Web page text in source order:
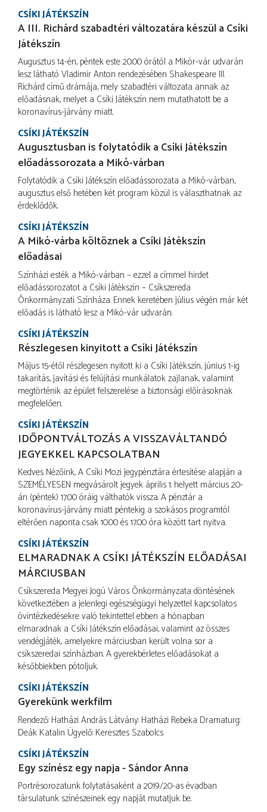
CSÍKI JÁTÉKSZÍN
A III. Richárd szabadtéri változatára készül a Csíki
Játékszín
Augusztus 14-én, péntek este 20.00 órától a Mikór-vár udvarán
lesz látható Vladimir Anton rendezésében Shakespeare III.
Richárd című drámája, mely szabadtéri változata annak az
előadásnak, melyet a Csíki Játékszín nem mutathatott be a
koronavírus-járvány miatt.
CSÍKI JÁTÉKSZÍN
Augusztusban is folytatódik a Csíki Játékszín
előadássorozata a Mikó-várban
Folytatódik a Csíki Játékszín előadássorozata a Mikó-várban,
augusztus első hetében két program közül is választhatnak az
érdeklődők.
CSÍKI JÁTÉKSZÍN
A Mikó-várba költöznek a Csíki Játékszín
előadásai
Színházi esték a Mikó-várban – ezzel a címmel hirdet
előadássorozatot a Csíki Játékszín – Csíkszereda
Önkormányzati Színháza. Ennek keretében július végén már két
előadás is látható lesz a Mikó-vár udvarán.
CSÍKI JÁTÉKSZÍN
Részlegesen kinyitott a Csíki Játékszín
Május 15-étől részlegesen nyitott ki a Csíki Játékszín, június 1-ig
takarítás, javítási és felújítási munkálatok zajlanak, valamint
megtörténik az épület felszerelése a biztonsági előírásoknak
megfelelően.
CSÍKI JÁTÉKSZÍN
IDŐPONTVÁLTOZÁS A VISSZAVÁLTANDÓ
JEGYEKKEL KAPCSOLATBAN
Kedves Nézőink, A Csíki Mozi jegypénztára értesítése alapján a
SZEMÉLYESEN megvásárolt jegyek április 1. helyett március 20-
án (péntek) 17.00 óráig válthatók vissza. A pénztár a
koronavírus-járvány miatt péntekig a szokásos programtól
eltérően naponta csak 10.00 és 17.00 óra között tart nyitva.
CSÍKI JÁTÉKSZÍN
ELMARADNAK A CSÍKI JÁTÉKSZÍN ELŐADÁSAI
MÁRCIUSBAN
Csíkszereda Megyei Jogú Város Önkormányzata döntésének
következtében a jelenlegi egészségügyi helyzettel kapcsolatos
óvintézkedésekre való tekintettel ebben a hónapban
elmaradnak a Csíki Játékszín előadásai, valamint az összes
vendégjáték, amelyekre márciusban került volna sor a
csíkszeredai színházban. A gyerekbérletes előadásokat a
későbbiekben pótoljuk.
CSÍKI JÁTÉKSZÍN
Gyerekünk werkfilm
Rendező: Hatházi András Látvány: Hatházi Rebeka Dramaturg:
Deák Katalin Ügyelő: Keresztes Szabolcs
CSÍKI JÁTÉKSZÍN
Egy színész egy napja - Sándor Anna
Portrésorozatunk folytatásaként a 2019/20-as évadban
társulatunk színészeinek egy napját mutatjuk be.